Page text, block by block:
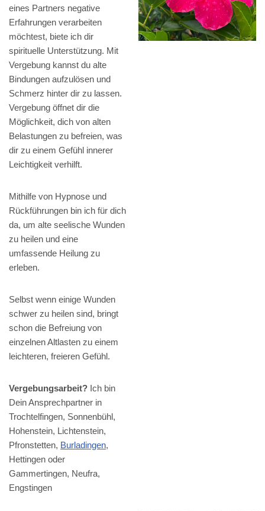
eines Partners negative
Erfahrungen verarbeiten
möchtest, biete ich dir
spirituelle Unterstützung. Mit
Vergebung kannst du alte
Bindungen aufzulösen und
Schmerz hinter dir zu lassen.
Vergebung öffnet dir die
Möglichkeit, dich von alten
Belastungen zu befreien, was
dir zu einem Gefühl innerer
Leichtigkeit verhilft.
Mithilfe von Hypnose und
Rückführungen bin ich für dich
da, um alte seelische Wunden
zu heilen und eine
umfassende Heilung zu
erleben.
Selbst wenn einige Wunden
schwer zu heilen sind, bringt
schon die Befreiung von
einzelnen Altlasten zu einem
leichteren, freieren Gefühl.
Vergebungsarbeit? Ich bin
Dein Ansprechpartner in
Trochtelfingen, Sonnenbühl,
Hohenstein, Lichtenstein,
Pfronstetten, Burladingen,
Hettingen oder
Gammertingen, Neufra,
Engstingen